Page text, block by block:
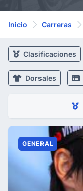
Inicio Carreras
Clasificaciones
Dorsales
GENERAL